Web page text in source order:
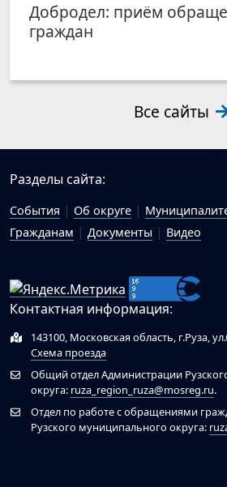
Добродел: приём
граждан
Все сайты
Разделы сайта:
События Об округе
Гражданам
Документы Видео
Контактная информация:
143100, Московская область, г.Руза,
Схема проезда
Общий отдел Администрации
округа: ruza_region_ruza@mosreg.ru.
Отдел по работе с обращениями
Рузского муниципального округа: